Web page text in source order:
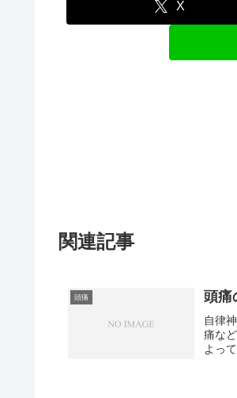
X
関連記事
頭痛 頭痛
自律
痛な
よっ